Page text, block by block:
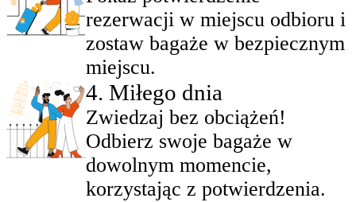
rezerwacji w miejscu odbioru i
zostaw bagaże w bezpiecznym
miejscu.
4. Miłego dnia
Zwiedzaj bez obciążeń!
Odbierz swoje bagaże w
dowolnym momencie,
korzystając z potwierdzenia.